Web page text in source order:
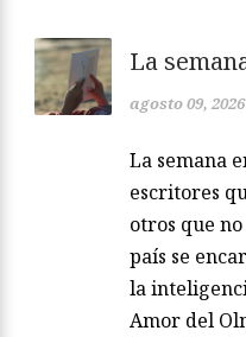
La
agosto 09, 2026
La semana
escritores
otros que
país se
la
Amor del